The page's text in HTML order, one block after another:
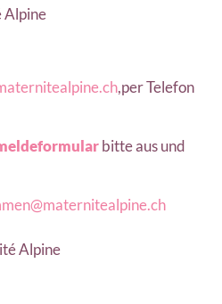
Alpine
,per Telefon
bitte aus und
Alpine